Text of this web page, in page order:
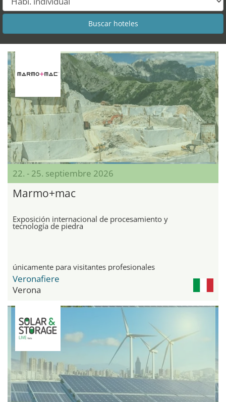
22. - 25. septiembre 2026
Marmo+mac
Exposición internacional de procesamiento y
tecnología de piedra
únicamente para visitantes profesionales
Veronafiere
Verona